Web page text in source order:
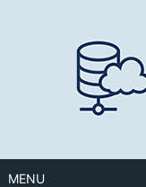
MENU